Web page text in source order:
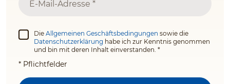
Die Allgemeinen Geschäftsbedingungen sowie die
Datenschutzerklärung habe ich zur Kenntnis genommen
und bin mit deren Inhalt einverstanden. *
* Pflichtfelder